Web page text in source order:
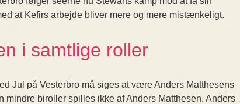
at Kefirs arbejde bliver mere og mere mistænkeligt.
i samtlige roller
Jul på Vesterbro må siges at være Anders Matthesens
mindre biroller spilles ikke af Anders Matthesen. Anders